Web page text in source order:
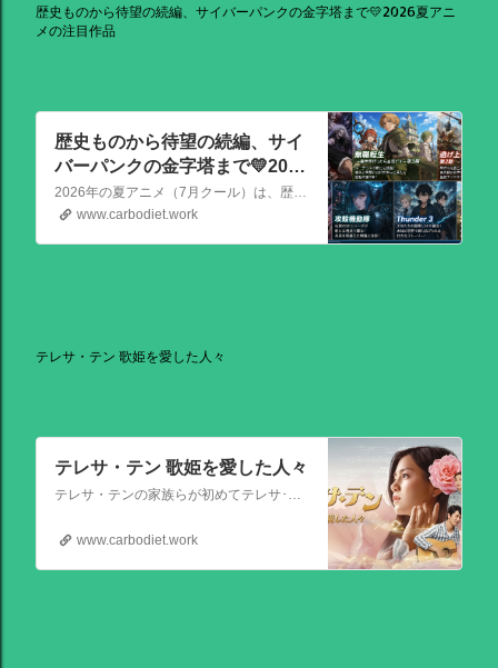
歴史ものから待望の続編、サイバーパンクの金字塔まで💛2026夏アニ
メの注目作品
歴史ものから待望の続編、サイ
バーパンクの金字塔まで💛2026
夏アニメの注目作品
2026年の夏アニメ（7月クール）は、歴史ものから待望の続編、サイバーパンクの金字塔まで、かなり見ごたえのある強力なラインナップが揃っています！ その中でも特に注目を集めている話題作を、いくつか厳選してご紹介します。
www.carbodiet.work
テレサ・テン 歌姫を愛した人々
テレサ・テン 歌姫を愛した人々
テレサ・テンの家族らが初めてテレサ･テンの伝記的物語の撮影を許可した作品。テレサ・テンの伝説的な人生を誕生から描く。彼女がいかにして歌の道に踏み出し、いかにして一代の女王となったか、そしてその過程でいかにして苦悩と困難を乗り越えたか、その物語が披露される。
www.carbodiet.work